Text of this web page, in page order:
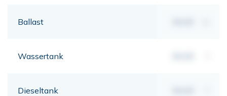
Ballast
Wassertank
Dieseltank